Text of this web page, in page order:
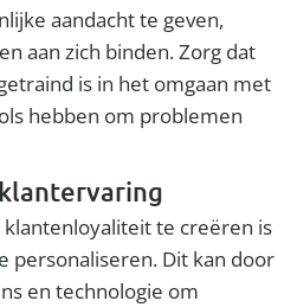
aandacht te geven,
aan zich binden. Zorg dat
is in het omgaan met
hebben om problemen
te creëren is
personaliseren. Dit kan door
en technologie om